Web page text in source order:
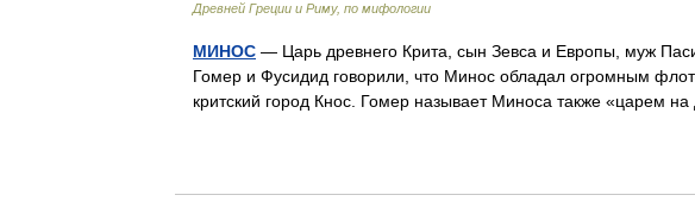
Древней Греции и Риму, по мифологии
МИНОС — Царь древнего Крита, сын Зевса и Европы, муж
Гомер и Фусидид говорили, что Минос обладал огромным
критский город Кнос. Гомер называет Миноса также «царем